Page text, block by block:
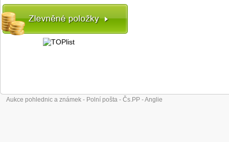
Aukce pohlednic a známek - Polní pošta - Čs.PP - Anglie